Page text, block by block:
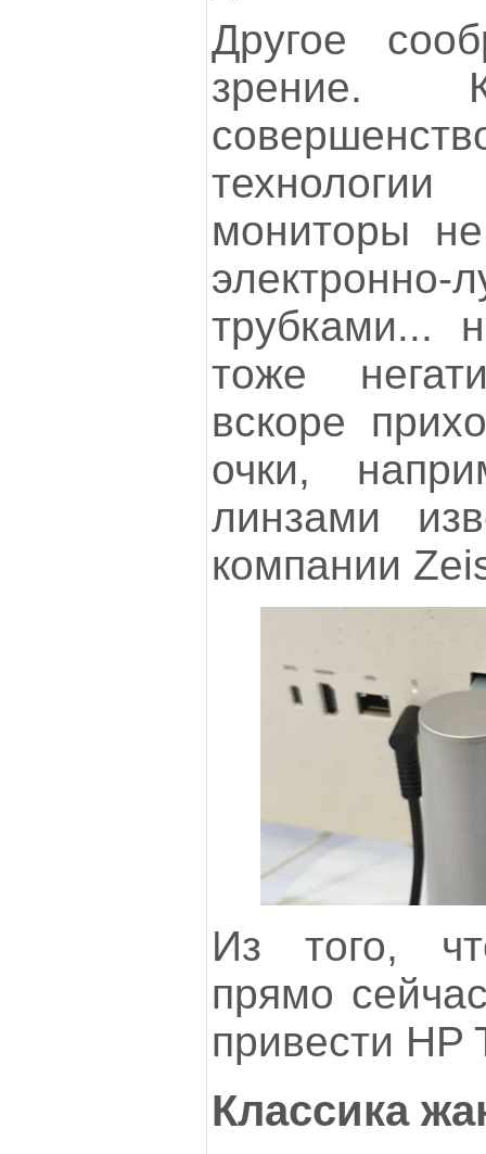
Другое
мониторы
электронно-
трубками...
тоже
вскоре
очки,
линзами
компании
Из того,
прямо
привести HP
Классика